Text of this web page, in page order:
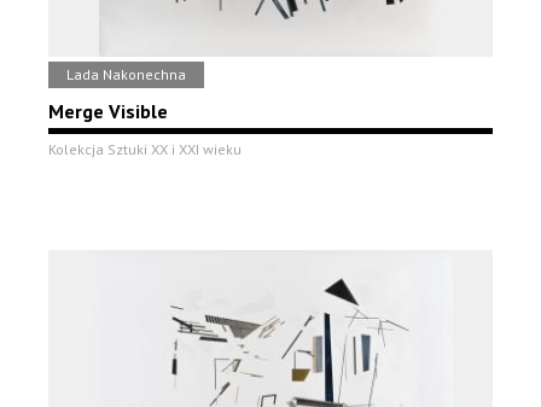
Lada Nakonechna
Merge Visible
Kolekcja Sztuki XX i XXI wieku